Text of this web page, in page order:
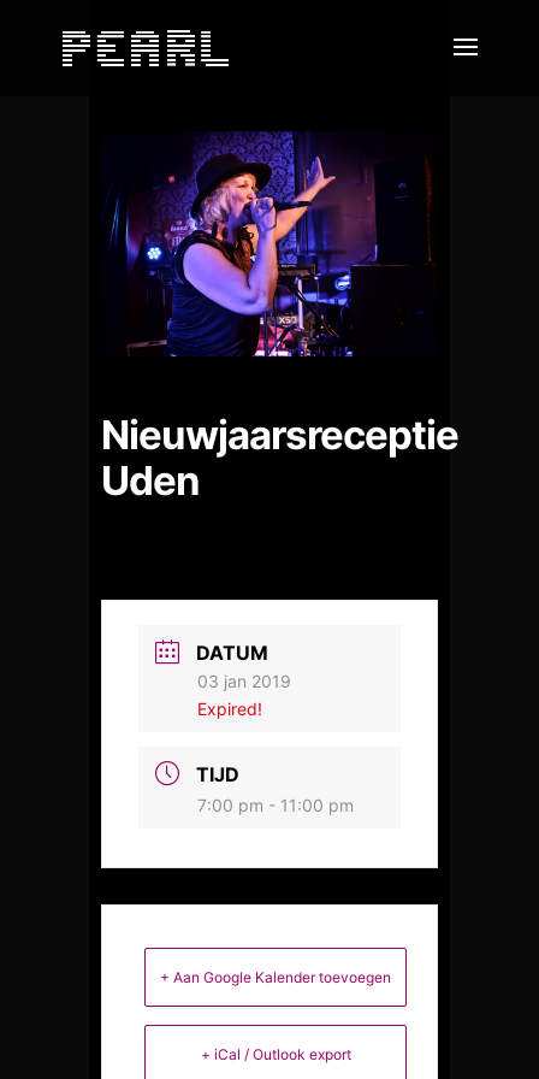
Nieuwjaarsreceptie
Uden
DATUM
03 jan 2019
Expired!
TIJD
7:00 pm - 11:00 pm
+ Aan Google Kalender toevoegen
+ iCal / Outlook export